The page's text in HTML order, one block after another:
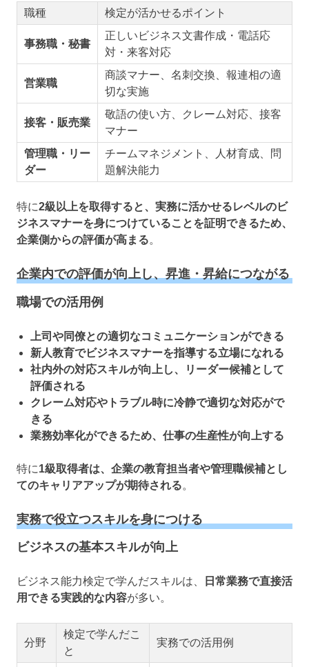
職種 検定が活かせるポイント
事務職・秘書
正しいビジネス文書作成・電話応
対・来客対応
営業職
商談マナー、名刺交換、報連相の適
切な実施
接客・販売業
敬語の使い方、クレーム対応、接客
マナー
管理職・リー
ダー
チームマネジメント、人材育成、問
題解決能力
特に2級以上を取得すると、実務に活かせるレベルのビ
ジネスマナーを身につけていることを証明できるため、
企業側からの評価が高まる。
企業内での評価が向上し、昇進・昇給につながる
職場での活用例
上司や同僚との適切なコミュニケーションができる
新人教育でビジネスマナーを指導する立場になれる
社内外の対応スキルが向上し、リーダー候補として
評価される
クレーム対応やトラブル時に冷静で適切な対応がで
きる
業務効率化ができるため、仕事の生産性が向上する
特に1級取得者は、企業の教育担当者や管理職候補とし
てのキャリアアップが期待される。
実務で役立つスキルを身につける
ビジネスの基本スキルが向上
ビジネス能力検定で学んだスキルは、
日常業務で直接活
用できる実践的な内容が多い。
分野
検定で学んだこ
と
実務での活用例